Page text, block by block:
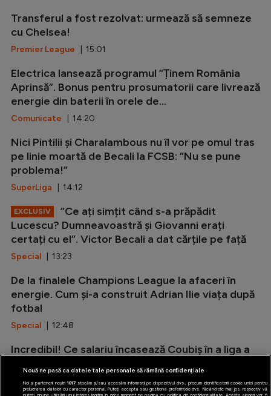
Transferul a fost rezolvat: urmează să semneze
cu Chelsea!
Premier League | 15:01
Electrica lansează programul ”Ținem România
Aprinsă”. Bonus pentru prosumatorii care livrează
energie din baterii în orele de...
Comunicate | 14:20
Nici Pintilii și Charalambous nu îl vor pe omul tras
pe linie moartă de Becali la FCSB: ”Nu se pune
problema!”
SuperLiga | 14:12
EXCLUSIV
”Ce ați simțit când s-a prăpădit
Lucescu? Dumneavoastră și Giovanni erați
certați cu el”. Victor Becali a dat cărțile pe față
Special | 13:23
De la finalele Champions League la afaceri în
energie. Cum și-a construit Adrian Ilie viața după
fotbal
Special | 12:48
Incredibil! Ce salariu încasează Coubiș în a liga a
Stranieri| 12:34
Nouă ne pasă ca datele tale personale să rămână confidențiale
Noi și partenerii noștri 1017stocăm și/sau accesăm informații pe dispozitivul dvs., precum identificatorii cookie unici pentru
prelucrarea datelor cu caracter personal. Puteți accepta sau gestiona preferințele dvs. făcând clic mai jos, respectiv vă
puteți opune utilizării unui interes legitim în orice moment pe pagina cu politica de confidențialitate. Aceste alegeri vor fi